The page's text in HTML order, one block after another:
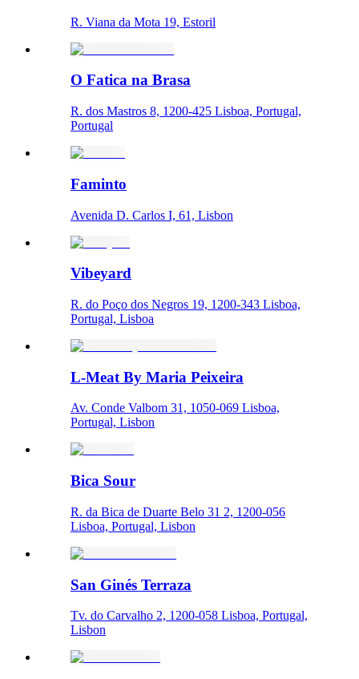
R. Viana da Mota 19, Estoril
O Fatica na Brasa
R. dos Mastros 8, 1200-425 Lisboa, Portugal,
Portugal
Faminto
Avenida D. Carlos I, 61, Lisbon
Vibeyard
R. do Poço dos Negros 19, 1200-343 Lisboa,
Portugal, Lisboa
L-Meat By Maria Peixeira
Av. Conde Valbom 31, 1050-069 Lisboa,
Portugal, Lisbon
Bica Sour
R. da Bica de Duarte Belo 31 2, 1200-056
Lisboa, Portugal, Lisbon
San Ginés Terraza
Tv. do Carvalho 2, 1200-058 Lisboa, Portugal,
Lisbon